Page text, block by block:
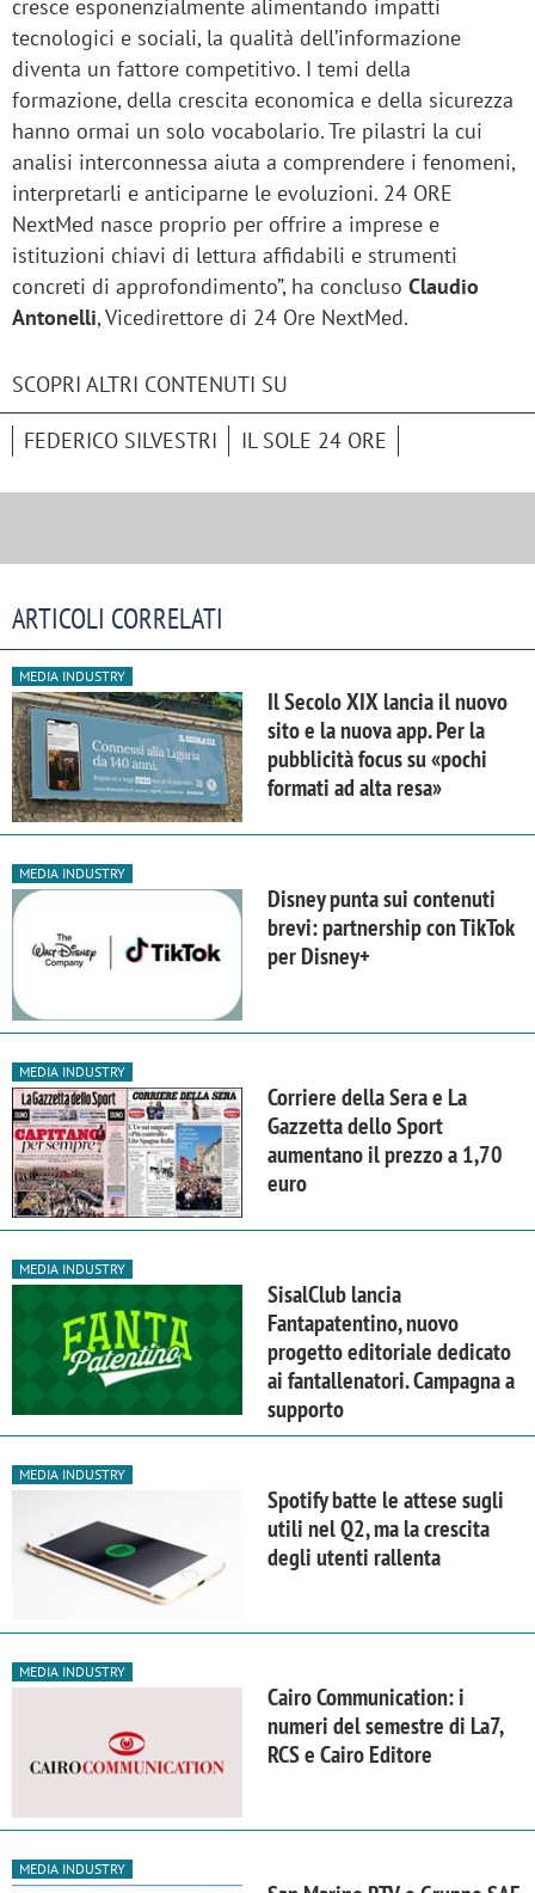
cresce esponenzialmente alimentando impatti
tecnologici e sociali, la qualità dell’informazione
diventa un fattore competitivo. I temi della
formazione, della crescita economica e della sicurezza
hanno ormai un solo vocabolario. Tre pilastri la cui
analisi interconnessa aiuta a comprendere i fenomeni,
interpretarli e anticiparne le evoluzioni. 24 ORE
NextMed nasce proprio per offrire a imprese e
istituzioni chiavi di lettura affidabili e strumenti
concreti di approfondimento”, ha concluso Claudio
Antonelli, Vicedirettore di 24 Ore NextMed.
SCOPRI ALTRI CONTENUTI SU
FEDERICO SILVESTRI IL SOLE 24 ORE
ARTICOLI CORRELATI
MEDIA INDUSTRY
Il Secolo XIX lancia il nuovo
sito e la nuova app. Per la
pubblicità focus su «pochi
formati ad alta resa»
MEDIA INDUSTRY
Disney punta sui contenuti
brevi: partnership con TikTok
per Disney+
MEDIA INDUSTRY
Corriere della Sera e La
Gazzetta dello Sport
aumentano il prezzo a 1,70
euro
MEDIA INDUSTRY
SisalClub lancia
Fantapatentino, nuovo
progetto editoriale dedicato
ai fantallenatori. Campagna a
supporto
MEDIA INDUSTRY
Spotify batte le attese sugli
utili nel Q2, ma la crescita
degli utenti rallenta
MEDIA INDUSTRY
Cairo Communication: i
numeri del semestre di La7,
RCS e Cairo Editore
MEDIA INDUSTRY